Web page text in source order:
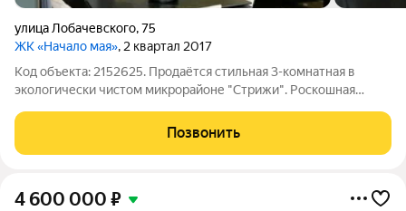
улица Лобачевского,75
ЖК «Начало мая», 2 квартал 2017
Код объекта: 2152625. Продаётся стильная 3-комнатная в
экологически чистом микрорайоне "Стрижи". Роскошная
Функциональная и просторная планировка. Планировка: Общая
Позвонить
4 600 000 ₽